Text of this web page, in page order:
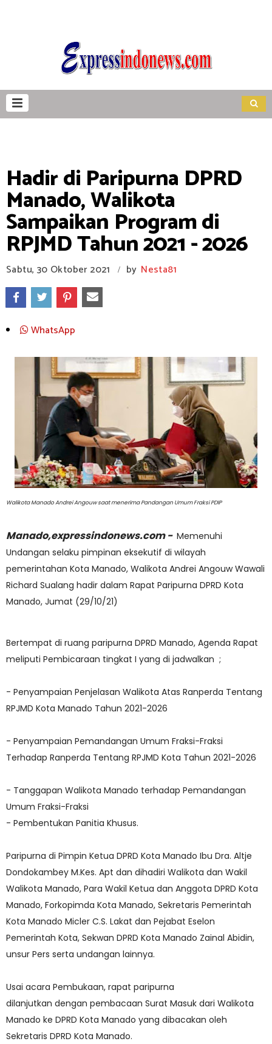
Hadir di Paripurna DPRD
Manado, Walikota
Sampaikan Program di
RPJMD Tahun 2021 - 2026
Sabtu, 30 Oktober 2021 / by Nesta81
WhatsApp
Walikota Manado Andrei Angouw saat menerima Pandangan Umum Fraksi PDIP
Manado,expressindonews.com - Memenuhi
Undangan selaku pimpinan eksekutif di wilayah
pemerintahan Kota Manado, Walikota Andrei Angouw Wawali
Richard Sualang hadir dalam Rapat Paripurna DPRD Kota
Manado, Jumat (29/10/21)
Bertempat di ruang paripurna DPRD Manado, Agenda Rapat
meliputi Pembicaraan tingkat I yang di jadwalkan ;
- Penyampaian Penjelasan Walikota Atas Ranperda Tentang
RPJMD Kota Manado Tahun 2021-2026
- Penyampaian Pemandangan Umum Fraksi-Fraksi
Terhadap Ranperda Tentang RPJMD Kota Tahun 2021-2026
- Tanggapan Walikota Manado terhadap Pemandangan
Umum Fraksi-Fraksi
- Pembentukan Panitia Khusus.
Paripurna di Pimpin Ketua DPRD Kota Manado Ibu Dra. Altje
Dondokambey M.Kes. Apt dan dihadiri Walikota dan Wakil
Walikota Manado, Para Wakil Ketua dan Anggota DPRD Kota
Manado, Forkopimda Kota Manado, Sekretaris Pemerintah
Kota Manado Micler C.S. Lakat dan Pejabat Eselon
Pemerintah Kota, Sekwan DPRD Kota Manado Zainal Abidin,
unsur Pers serta undangan lainnya.
Usai acara Pembukaan, rapat paripurna
dilanjutkan dengan pembacaan Surat Masuk dari Walikota
Manado ke DPRD Kota Manado yang dibacakan oleh
Sekretaris DPRD Kota Manado.